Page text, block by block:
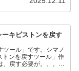
ワ測定(Shinwa
キピストンを戻す
ツール」です。シマノ
トンを戻すツール」作
、戻す必要が。。。で